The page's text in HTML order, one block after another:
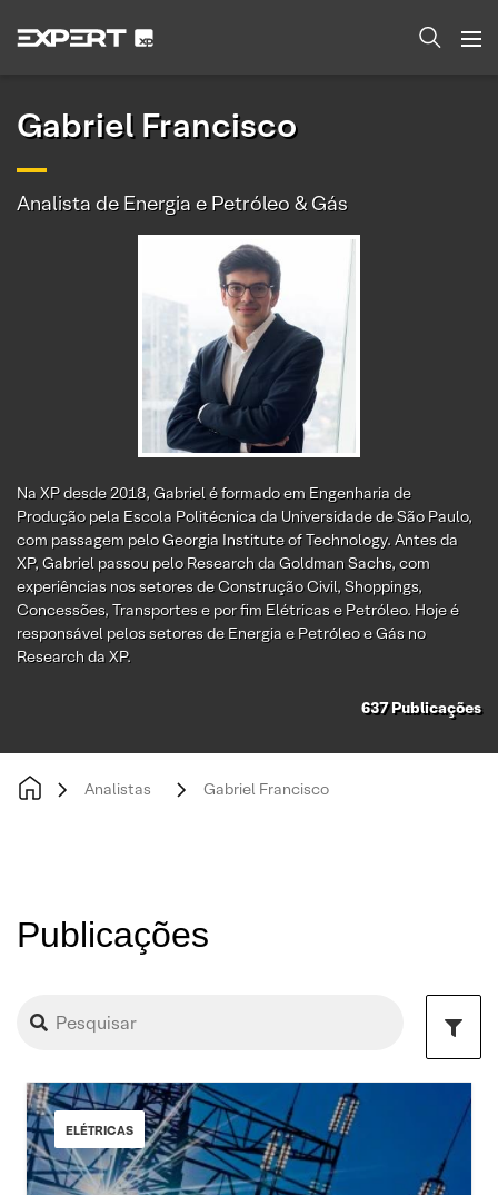
Gabriel Francisco
Analista de Energia e Petróleo & Gás
Na XP desde 2018, Gabriel é formado em Engenharia de
Produção pela Escola Politécnica da Universidade de São Paulo,
com passagem pelo Georgia Institute of Technology. Antes da
XP, Gabriel passou pelo Research da Goldman Sachs, com
experiências nos setores de Construção Civil, Shoppings,
Concessões, Transportes e por fim Elétricas e Petróleo. Hoje é
responsável pelos setores de Energia e Petróleo e Gás no
Research da XP.
637Publicações
Analistas Gabriel Francisco
Publicações
ELÉTRICAS